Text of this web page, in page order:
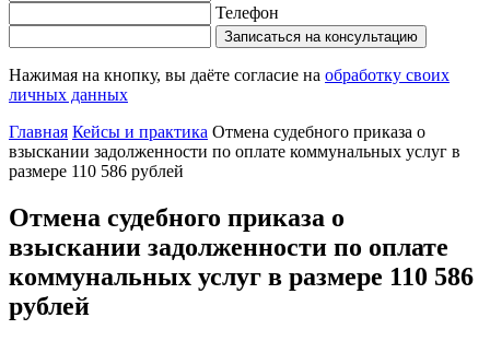
Телефон
Записаться на консультацию
Нажимая на кнопку, вы даёте согласие на обработку своих
личных данных
Главная Кейсы и практика Отмена судебного приказа о
взыскании задолженности по оплате коммунальных услуг в
размере 110 586 рублей
Отмена судебного приказа о
взыскании задолженности по оплате
коммунальных услуг в размере 110 586
рублей